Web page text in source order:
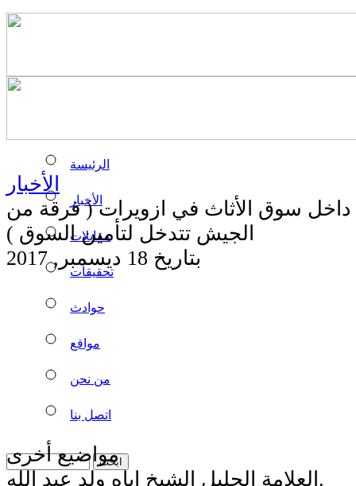
الرئيسة
الأخبار
مقابلات
تحقيقات
حوادث
مواقع
من نحن
اتصل بنا
الأخبار
سوق الأثاث في ازويرات ( فرقة من
الجيش تتدخل لتأمين السوق )
بتاريخ 18 ديسمبر, 2017
مواضيع أخرى
العلامة الجليل الشيخ اباه ولد عبد الله.